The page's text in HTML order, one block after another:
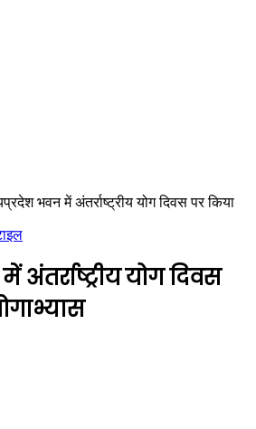
भवन में अंतर्राष्ट्रीय योग दिवस पर किया
योग दिवस